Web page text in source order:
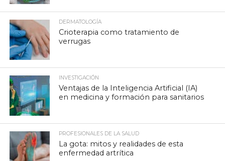
DERMATOLOGÍA
Crioterapia como tratamiento de
verrugas
INVESTIGACIÓN
Ventajas de la Inteligencia Artificial (IA)
en medicina y formación para sanitarios
PROFESIONALES DE LA SALUD
La gota: mitos y realidades de esta
enfermedad artrítica